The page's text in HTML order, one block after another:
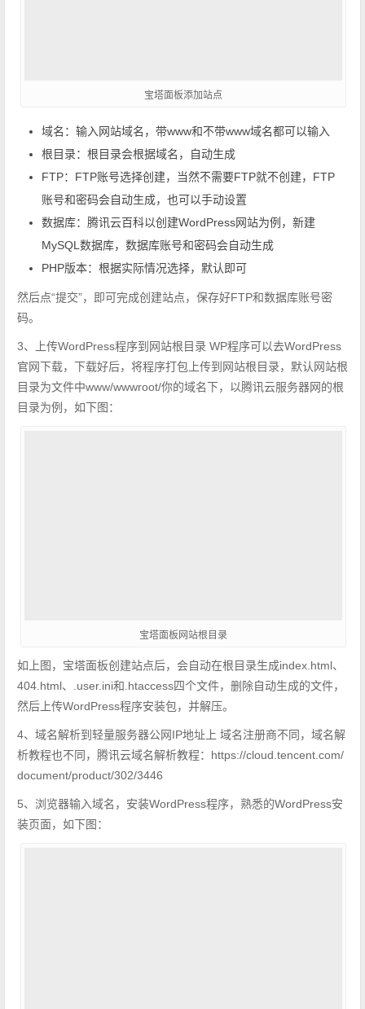
宝塔面板添加站点
域名：输入网站域名，带www和不带www域名都可以输入
根目录：根目录会根据域名，自动生成
FTP：FTP账号选择创建，当然不需要FTP就不创建，FTP
账号和密码会自动生成，也可以手动设置
数据库：腾讯云百科以创建WordPress网站为例，新建
MySQL数据库，数据库账号和密码会自动生成
PHP版本：根据实际情况选择，默认即可
然后点“提交”，即可完成创建站点，保存好FTP和数据库账号密
码。
3、上传WordPress程序到网站根目录 WP程序可以去WordPress
官网下载，下载好后，将程序打包上传到网站根目录，默认网站根
目录为文件中www/wwwroot/你的域名下，以腾讯云服务器网的根
目录为例，如下图：
宝塔面板网站根目录
​如上图，宝塔面板创建站点后，会自动在根目录生成index.html、
404.html、.user.ini和.htaccess四个文件，删除自动生成的文件，
然后上传WordPress程序安装包，并解压。
4、域名解析到轻量服务器公网IP地址上 域名注册商不同，域名解
析教程也不同，腾讯云域名解析教程：https://cloud.tencent.com/
document/product/302/3446
5、浏览器输入域名，安装WordPress程序，熟悉的WordPress安
装页面，如下图：